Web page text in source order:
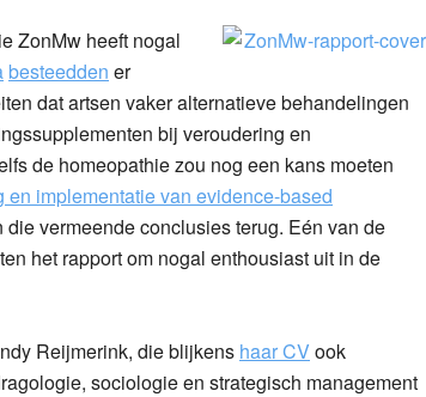
ZonMw heeft nogal
besteedden er
dat artsen vaker alternatieve behandelingen
bij veroudering en
de homeopathie zou nog een kans moeten
implementatie van evidence-based
vermeende conclusies terug. Eén van de
het rapport om nogal enthousiast uit in de
Reijmerink, die blijkens haar CVook
sociologie en strategisch management